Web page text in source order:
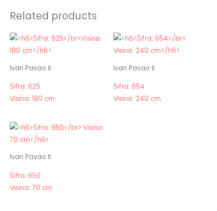
Related products
Ivan Pavao II
Šifra: 625
Visina: 180 cm
Ivan Pavao II
Šifra: 654
Visina: 240 cm
Ivan Pavao II
Šifra: 650
Visina: 70 cm